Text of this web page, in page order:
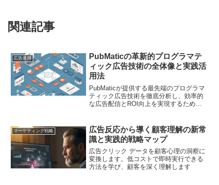
関連記事
広告運用
PubMaticの革新的プログラマテ
ィック広告技術の全体像と実践活
用法
PubMaticが提供する最先端のプログラマ
ティック広告技術を徹底分析し、効率的
な広告配信とROI向上を実現するための
マーケティング戦略
広告反応から導く顧客理解の新常
識と実践的戦略マップ
広告クリック データを顧客心理の洞察に
変換します。低コストで即時実行できる
方法を学び、顧客を深く理解します